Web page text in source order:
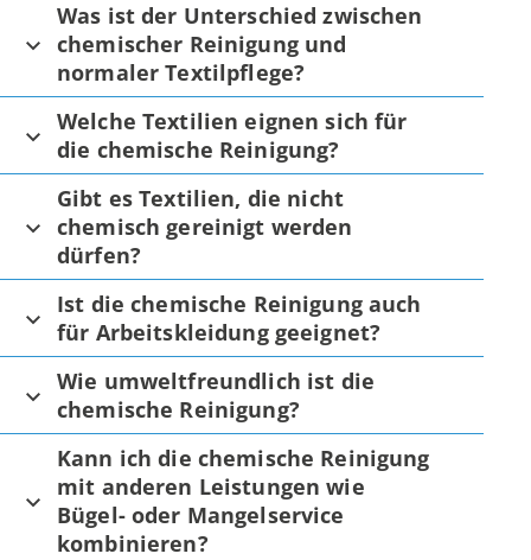
Was ist der Unterschied zwischen
chemischer Reinigung und
normaler Textilpflege?
Welche Textilien eignen sich für
die chemische Reinigung?
Gibt es Textilien, die nicht
chemisch gereinigt werden
dürfen?
Ist die chemische Reinigung auch
für Arbeitskleidung geeignet?
Wie umweltfreundlich ist die
chemische Reinigung?
Kann ich die chemische Reinigung
mit anderen Leistungen wie
Bügel- oder Mangelservice
kombinieren?